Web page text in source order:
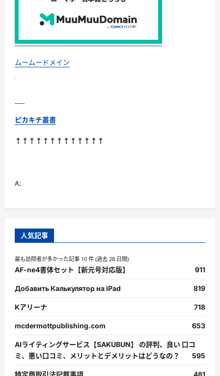
ムームードメイン
ピカキチ叢書
↑↑↑↑↑↑↑↑↑↑↑↑↑
A:
人気記事
最も訪問者が多かった記事 10 件 (過去 28 日間)
AF-ne4書体セット【新元号対応版】 911
Добавить Калькулятор на iPad 819
Kアリーナ 718
mcdermottpublishing.com 653
AIライティングサービス【SAKUBUN】 の評判、良い 口コ
ミ、悪い口コミ、メリットとデメリットはどうなの？
595
特定商取引法記載事項 481